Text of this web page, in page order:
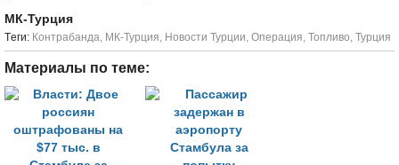
МК-Турция
Tеги: Контрабанда, МК-Турция, Новости Турции, Операция, Топливо, Турция
Материалы по теме: